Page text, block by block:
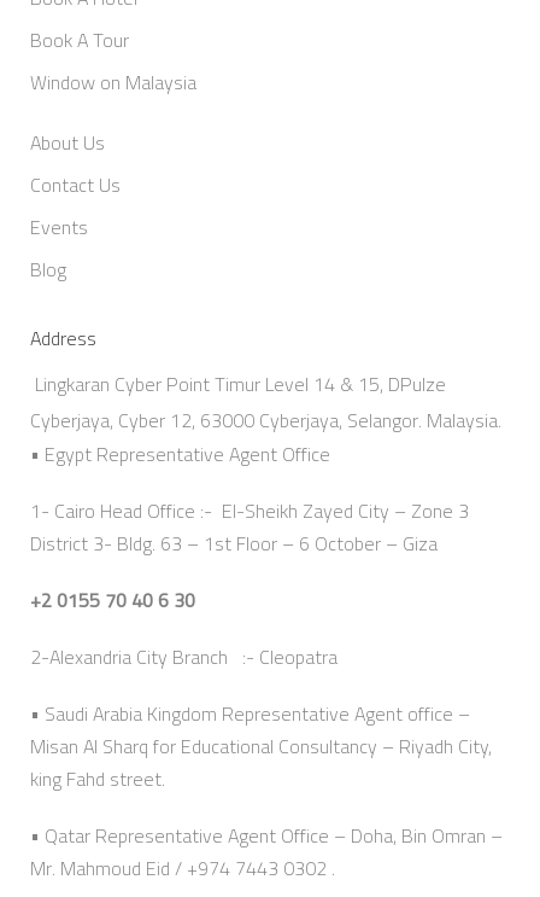
Book A Tour
Window on Malaysia
About Us
Contact Us
Events
Blog
Address
Lingkaran Cyber Point Timur Level 14 & 15, DPulze
Cyberjaya, Cyber 12, 63000 Cyberjaya, Selangor. Malaysia.
• Egypt Representative Agent Office
1- Cairo Head Office :- El-Sheikh Zayed City – Zone 3
District 3- Bldg. 63 – 1st Floor – 6 October – Giza
+2 0155 70 40 6 30
2-Alexandria City Branch :- Cleopatra
• Saudi Arabia Kingdom Representative Agent office –
Misan Al Sharq for Educational Consultancy – Riyadh City,
king Fahd street.
• Qatar Representative Agent Office – Doha, Bin Omran –
Mr. Mahmoud Eid / +974 7443 0302 .